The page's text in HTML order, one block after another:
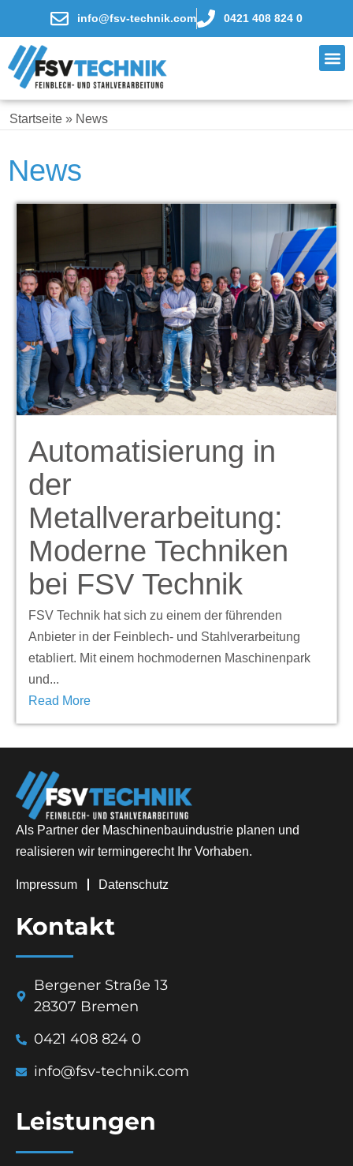
info@fsv-technik.com 0421 408 824 0
Startseite » News
News
Automatisierung in
der
Metallverarbeitung:
Moderne Techniken
bei FSV Technik
FSV Technik hat sich zu einem der führenden
Anbieter in der Feinblech- und Stahlverarbeitung
etabliert. Mit einem hochmodernen Maschinenpark
und...
Read More
Als Partner der Maschinenbauindustrie planen und
realisieren wir termingerecht Ihr Vorhaben.
Impressum Datenschutz
Kontakt
Bergener Straße 13
28307 Bremen
0421 408 824 0
info@fsv-technik.com
Leistungen